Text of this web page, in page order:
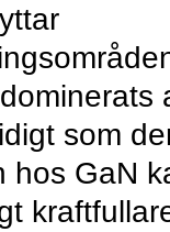
som
hos GaN